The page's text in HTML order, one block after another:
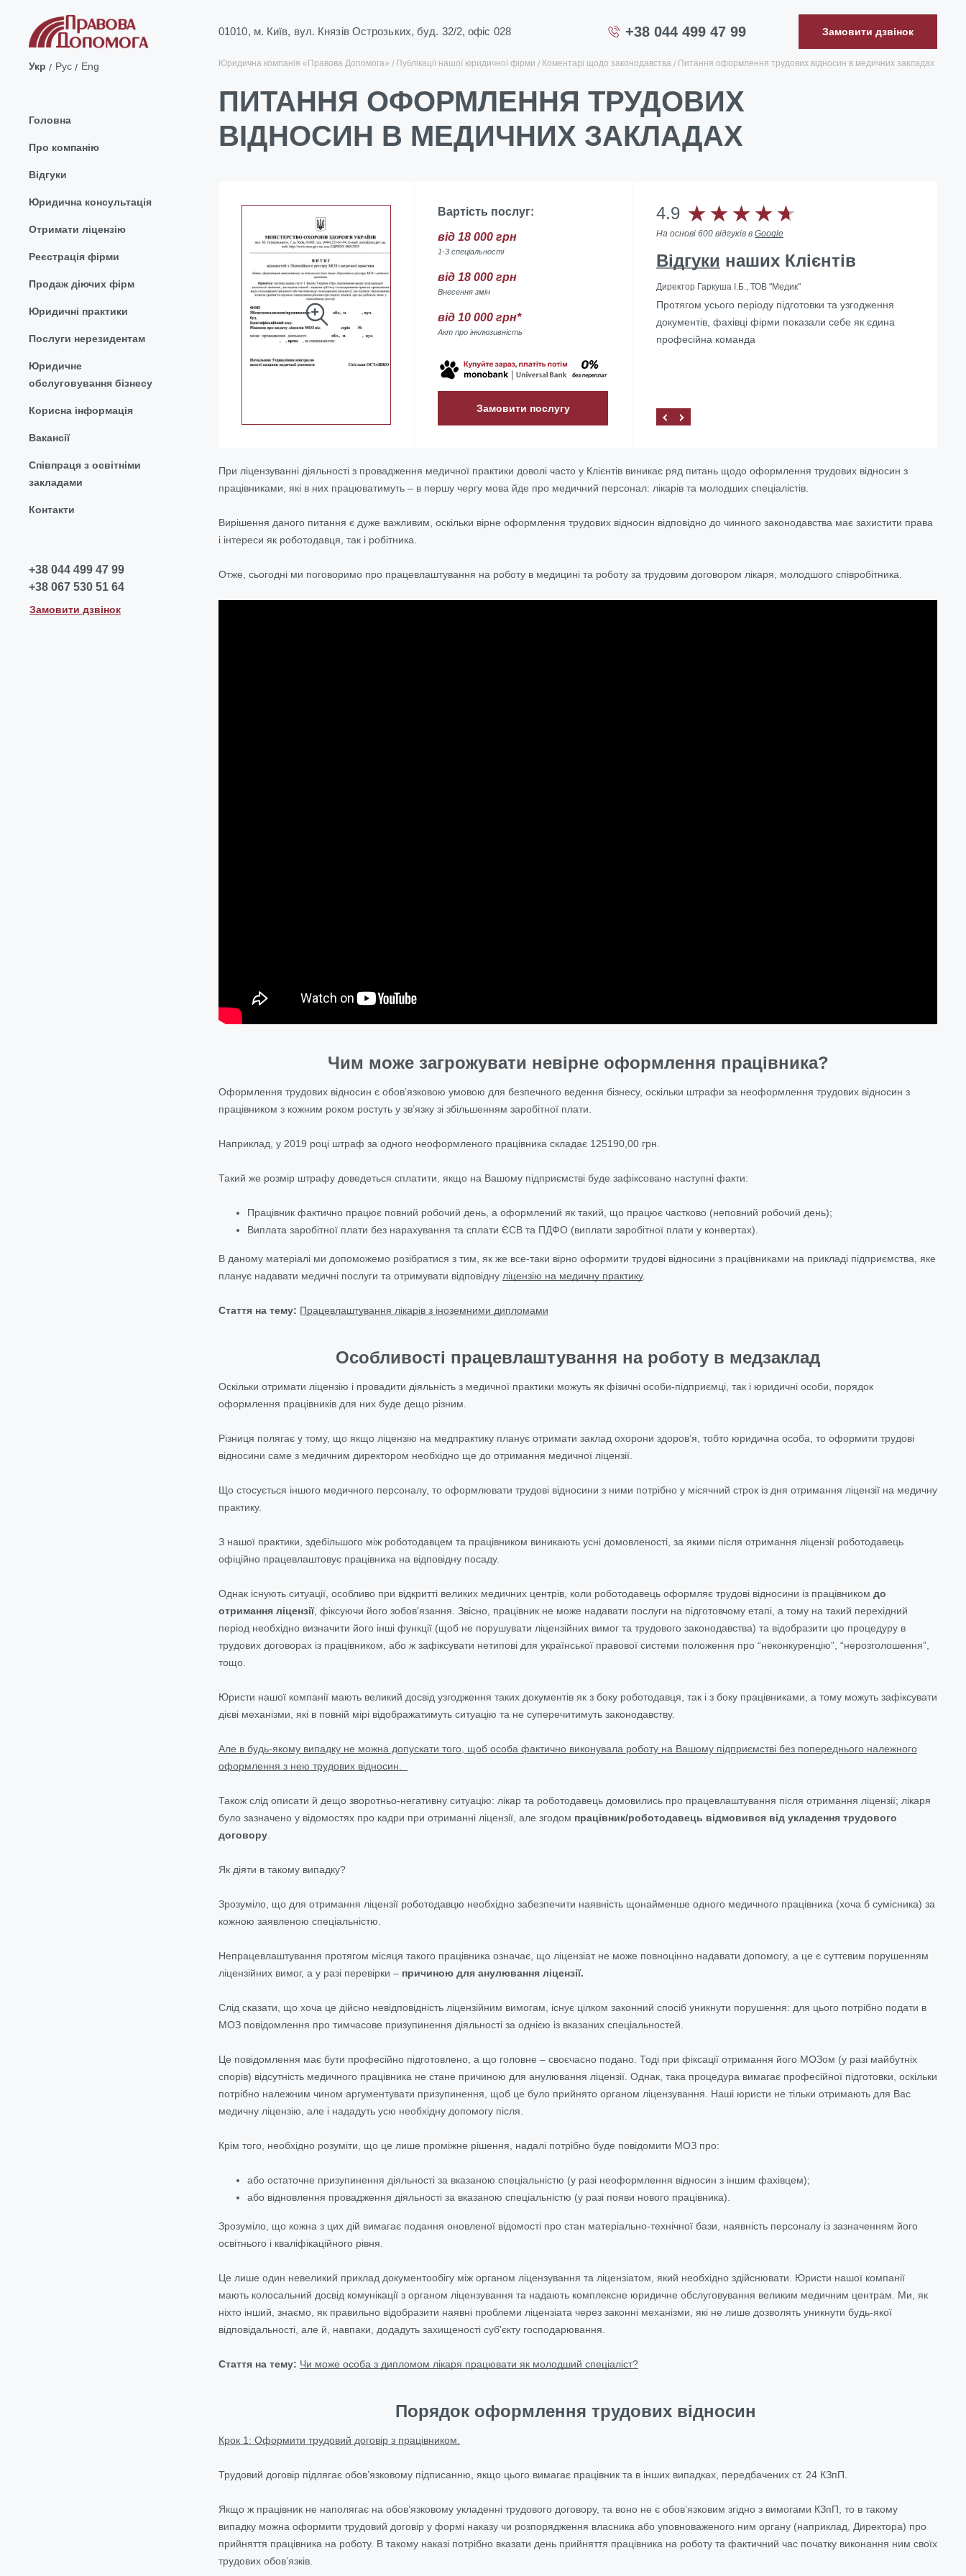
01010, м. Київ, вул. Князів Острозьких, буд. 32/2, офіс 028 +38 044 499 47 99 Замовити дзвінок
Укр Рус Eng
Головна
Про компанію
Відгуки
Юридична консультація
Отримати ліцензію
Реєстрація фірми
Продаж діючих фірм
Юридичні практики
Послуги нерезидентам
Юридичне
обслуговування бізнесу
Корисна інформація
Вакансії
Співпраця з освітніми
закладами
Контакти
+38 044 499 47 99
+38 067 530 51 64
Замовити дзвінок
Юридична компанія «Правова Допомога» Публікації нашої юридичної фірми Коментарі щодо законодавства Питання оформлення трудових відносин в медичних закладах
ПИТАННЯ ОФОРМЛЕННЯ ТРУДОВИХ
ВІДНОСИН В МЕДИЧНИХ ЗАКЛАДАХ
Вартість послуг:
від 18 000 грн
1-3 спеціальності
від 18 000 грн
Внесення змін
від 10 000 грн*
Акт про інклюзивність
Замовити послугу
4.9
На основі 600 відгуків в Google
Відгуки наших Клієнтів
Директор Гаркуша І.Б., ТОВ "Медик"
Протягом усього періоду підготовки та узгодження
документів, фахівці фірми показали себе як єдина
професійна команда
… Скориставшись послугами Юридичної компанії
«Правова допомога» ми не тільки змогли вирішити
наші завдання, а й знайшли для себе компетентного
При ліцензуванні діяльності з провадження медичної практики доволі часто у Клієнтів виникає ряд питань щодо оформлення трудових відносин з
працівниками, які в них працюватимуть – в першу чергу мова йде про медичний персонал: лікарів та молодших спеціалістів.
Вирішення даного питання є дуже важливим, оскільки вірне оформлення трудових відносин відповідно до чинного законодавства має захистити права
і інтереси як роботодавця, так і робітника.
Отже, сьогодні ми поговоримо про працевлаштування на роботу в медицині та роботу за трудовим договором лікаря, молодшого співробітника.
Чим може загрожувати невірне оформлення працівника?
Оформлення трудових відносин є обов’язковою умовою для безпечного ведення бізнесу, оскільки штрафи за неоформлення трудових відносин з
працівником з кожним роком ростуть у зв’язку зі збільшенням заробітної плати.
Наприклад, у 2019 році штраф за одного неоформленого працівника складає 125190,00 грн.
Такий же розмір штрафу доведеться сплатити, якщо на Вашому підприємстві буде зафіксовано наступні факти:
Працівник фактично працює повний робочий день, а оформлений як такий, що працює частково (неповний робочий день);
Виплата заробітної плати без нарахування та сплати ЄСВ та ПДФО (виплати заробітної плати у конвертах).
В даному матеріалі ми допоможемо розібратися з тим, як же все-таки вірно оформити трудові відносини з працівниками на прикладі підприємства, яке
планує надавати медичні послуги та отримувати відповідну ліцензію на медичну практику.
Стаття на тему: Працевлаштування лікарів з іноземними дипломами
Особливості працевлаштування на роботу в медзаклад
Оскільки отримати ліцензію і провадити діяльність з медичної практики можуть як фізичні особи-підприємці, так і юридичні особи, порядок
оформлення працівників для них буде дещо різним.
Різниця полягає у тому, що якщо ліцензію на медпрактику планує отримати заклад охорони здоров’я, тобто юридична особа, то оформити трудові
відносини саме з медичним директором необхідно ще до отримання медичної ліцензії.
Що стосується іншого медичного персоналу, то оформлювати трудові відносини з ними потрібно у місячний строк із дня отримання ліцензії на медичну
практику.
З нашої практики, здебільшого між роботодавцем та працівником виникають усні домовленості, за якими після отримання ліцензії роботодавець
офіційно працевлаштовує працівника на відповідну посаду.
Однак існують ситуації, особливо при відкритті великих медичних центрів, коли роботодавець оформляє трудові відносини із працівником до
отримання ліцензії, фіксуючи його зобов'язання. Звісно, працівник не може надавати послуги на підготовчому етапі, а тому на такий перехідний
період необхідно визначити його інші функції (щоб не порушувати ліцензійних вимог та трудового законодавства) та відобразити цю процедуру в
трудових договорах із працівником, або ж зафіксувати нетипові для української правової системи положення про “неконкуренцію”, “нерозголошення”,
тощо.
Юристи нашої компанії мають великий досвід узгодження таких документів як з боку роботодавця, так і з боку працівниками, а тому можуть зафіксувати
дієві механізми, які в повній мірі відображатимуть ситуацію та не суперечитимуть законодавству.
Але в будь-якому випадку не можна допускати того, щоб особа фактично виконувала роботу на Вашому підприємстві без попереднього належного
оформлення з нею трудових відносин.
Також слід описати й дещо зворотньо-негативну ситуацію: лікар та роботодавець домовились про працевлаштування після отримання ліцензії; лікаря
було зазначено у відомостях про кадри при отриманні ліцензії, але згодом працівник/роботодавець відмовився від укладення трудового
договору
Як діяти в такому випадку?
Зрозуміло, що для отримання ліцензії роботодавцю необхідно забезпечити наявність щонайменше одного медичного працівника (хоча б сумісника) за
кожною заявленою спеціальністю.
Непрацевлаштування протягом місяця такого працівника означає, що ліцензіат не може повноцінно надавати допомогу, а це є суттєвим порушенням
ліцензійних вимог, а у разі перевірки – причиною для анулювання ліцензії.
Слід сказати, що хоча це дійсно невідповідність ліцензійним вимогам, існує цілком законний спосіб уникнути порушення: для цього потрібно подати в
МОЗ повідомлення про тимчасове призупинення діяльності за однією із вказаних спеціальностей.
Це повідомлення має бути професійно підготовлено, а що головне – своєчасно подано. Тоді при фіксації отримання його МОЗом (у разі майбутніх
спорів) відсутність медичного працівника не стане причиною для анулювання ліцензії. Однак, така процедура вимагає професійної підготовки, оскільки
потрібно належним чином аргументувати призупинення, щоб це було прийнято органом ліцензування. Наші юристи не тільки отримають для Вас
медичну ліцензію, але і нададуть усю необхідну допомогу після.
Крім того, необхідно розуміти, що це лише проміжне рішення, надалі потрібно буде повідомити МОЗ про:
або остаточне призупинення діяльності за вказаною спеціальністю (у разі неоформлення відносин з іншим фахівцем);
або відновлення провадження діяльності за вказаною спеціальністю (у разі появи нового працівника).
Зрозуміло, що кожна з цих дій вимагає подання оновленої відомості про стан матеріально-технічної бази, наявність персоналу із зазначенням його
освітнього і кваліфікаційного рівня.
Це лише один невеликий приклад документообігу між органом ліцензування та ліцензіатом, який необхідно здійснювати. Юристи нашої компанії
мають колосальний досвід комунікації з органом ліцензування та надають комплексне юридичне обслуговування великим медичним центрам. Ми, як
ніхто інший, знаємо, як правильно відобразити наявні проблеми ліцензіата через законні механізми, які не лише дозволять уникнути будь-якої
відповідальності, але й, навпаки, додадуть захищеності суб'єкту господарювання.
Стаття на тему: Чи може особа з дипломом лікаря працювати як молодший спеціаліст?
Порядок оформлення трудових відносин
Крок 1: Оформити трудовий договір з працівником.
Трудовий договір підлягає обов’язковому підписанню, якщо цього вимагає працівник та в інших випадках, передбачених ст. 24 КЗпП.
Якщо ж працівник не наполягає на обов’язковому укладенні трудового договору, та воно не є обов’язковим згідно з вимогами КЗпП, то в такому
випадку можна оформити трудовий договір у формі наказу чи розпорядження власника або уповноваженого ним органу (наприклад, Директора) про
прийняття працівника на роботу. В такому наказі потрібно вказати день прийняття працівника на роботу та фактичний час початку виконання ним своїх
трудових обов’язків.